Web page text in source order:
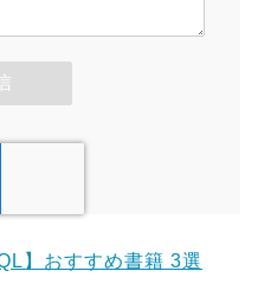
】おすすめ書籍 3選